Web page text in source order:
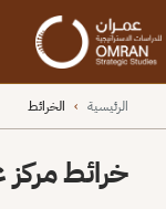
الرئيسية › الخرائط
خرائط